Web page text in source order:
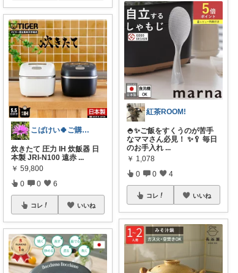
こばけい🍀ご購入感謝✨
炊きたて 圧力 IH 炊飯器 日
本製 JRI-N100 遠赤...
￥ 59,800
0 0 6
コレ いいね
紅茶ROOM!
🍚✨ご飯をすくうのが苦手
なママさん必見！ ✨🥄 毎日
のお手入れ ...
￥ 1,078
0 0 4
コレ いいね